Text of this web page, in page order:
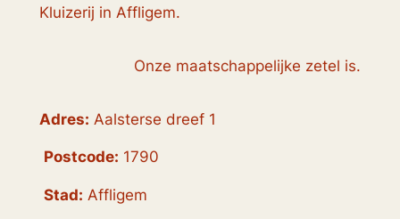
Kluizerij in Affligem.
Onze maatschappelijke zetel is.
Adres: Aalsterse dreef 1
Postcode: 1790
Stad: Affligem